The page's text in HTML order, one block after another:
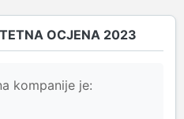
OCJENA 2023
kompanije je: